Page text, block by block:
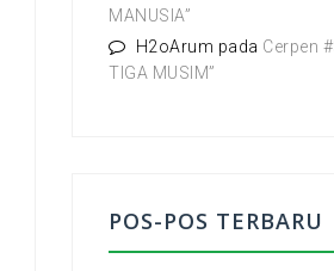
MANUSIA”
H2oArum pada Cerpen
TIGA MUSIM”
POS-POS TERBARU